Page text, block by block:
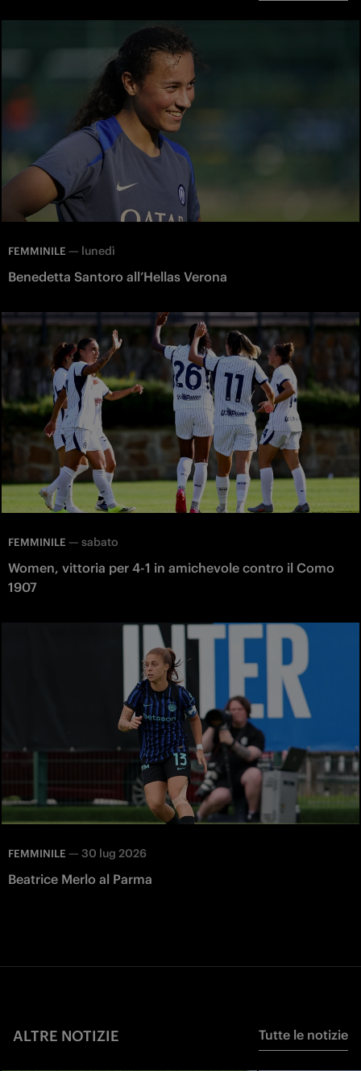
FEMMINILE — lunedì
Benedetta Santoro all’Hellas Verona
FEMMINILE — sabato
Women, vittoria per 4-1 in amichevole contro il Como
1907
FEMMINILE — 30 lug 2026
Beatrice Merlo al Parma
ALTRE NOTIZIE Tutte le notizie